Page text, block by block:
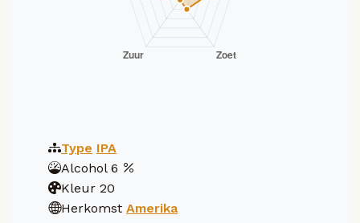
Type IPA
Alcohol 6
Kleur 20
Herkomst Amerika